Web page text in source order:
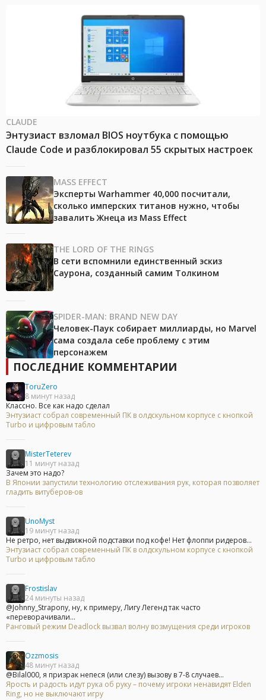
CLAUDE
Энтузиаст взломал BIOS ноутбука с помощью
Claude Code и разблокировал 55 скрытых настроек
MASS EFFECT
Эксперты Warhammer 40,000 посчитали,
сколько имперских титанов нужно, чтобы
завалить Жнеца из Mass Effect
THE LORD OF THE RINGS
В сети вспомнили единственный эскиз
Саурона, созданный самим Толкином
SPIDER-MAN: BRAND NEW DAY
Человек-Паук собирает миллиарды, но Marvel
сама создала себе проблему с этим
персонажем
ПОСЛЕДНИЕ КОММЕНТАРИИ
ToruZero
8 минут назад
Классно. Все как надо сделал
Энтузиаст собрал современный ПК в олдскульном корпусе с кнопкой
Turbo и цифровым табло
MisterTeterev
11 минут назад
Зачем это надо?
В Японии запустили технологию отслеживания рук, которая позволяет
гладить витуберов-ов
UnoMyst
19 минут назад
Не ретро, нет выдвижной подставки под кофе! Нет флоппи ридеров...
Энтузиаст собрал современный ПК в олдскульном корпусе с кнопкой
Turbo и цифровым табло
Frostislav
24 минуты назад
@Johnny_Strapony, ну, к примеру, Лигу Легенд так часто
«переворачивали...
Ранговый режим Deadlock вызвал волну возмущения среди игроков
Ozzmosis
48 минут назад
@Bilal000, я призрак непеся (или слезу) вызову в 7-8 случаев...
Ярость и радость идут рука об руку – почему игроки ненавидят Elden
Ring, но не выключают игру